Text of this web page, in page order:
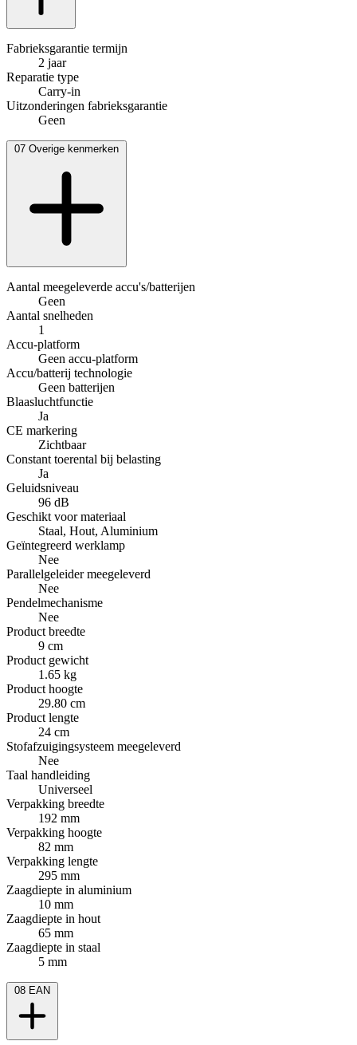
Fabrieksgarantie termijn
2 jaar
Reparatie type
Carry-in
Uitzonderingen fabrieksgarantie
Geen
07 Overige kenmerken
Aantal meegeleverde accu's/batterijen
Geen
Aantal snelheden
1
Accu-platform
Geen accu-platform
Accu/batterij technologie
Geen batterijen
Blaasluchtfunctie
Ja
CE markering
Zichtbaar
Constant toerental bij belasting
Ja
Geluidsniveau
96 dB
Geschikt voor materiaal
Staal, Hout, Aluminium
Geïntegreerd werklamp
Nee
Parallelgeleider meegeleverd
Nee
Pendelmechanisme
Nee
Product breedte
9 cm
Product gewicht
1.65 kg
Product hoogte
29.80 cm
Product lengte
24 cm
Stofafzuigingsysteem meegeleverd
Nee
Taal handleiding
Universeel
Verpakking breedte
192 mm
Verpakking hoogte
82 mm
Verpakking lengte
295 mm
Zaagdiepte in aluminium
10 mm
Zaagdiepte in hout
65 mm
Zaagdiepte in staal
5 mm
08 EAN